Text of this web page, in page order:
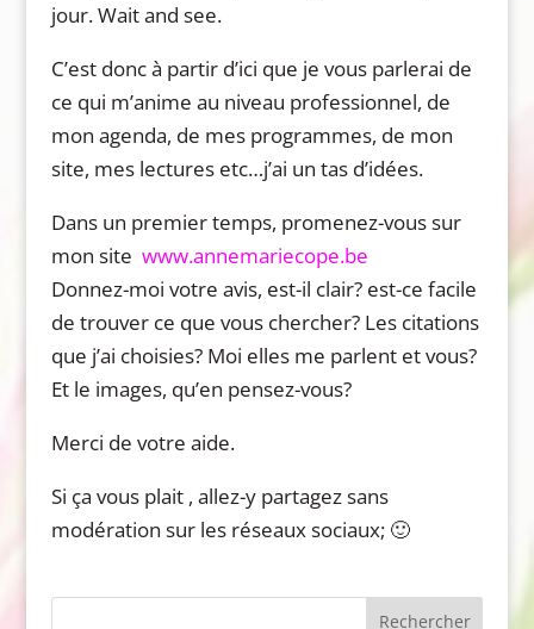
jour. Wait and see.
C’est donc à partir d’ici que je vous parlerai de
ce qui m’anime au niveau professionnel, de
mon agenda, de mes programmes, de mon
site, mes lectures etc…j’ai un tas d’idées.
Dans un premier temps, promenez-vous sur
mon site www.annemariecope.be
Donnez-moi votre avis, est-il clair? est-ce facile
de trouver ce que vous chercher? Les citations
que j’ai choisies? Moi elles me parlent et vous?
Et le images, qu’en pensez-vous?
Merci de votre aide.
Si ça vous plait , allez-y partagez sans
modération sur les réseaux sociaux; 🙂